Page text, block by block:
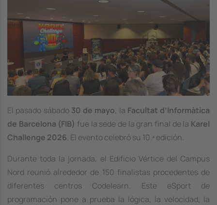
El pasado sábado 30 de mayo, la Facultat d’Informàtica
de Barcelona (FIB) fue la sede de la gran final de la Karel
Challenge 2026. El evento celebró su 10.ª edición.
Durante toda la jornada, el Edificio Vértice del Campus
Nord reunió alrededor de 150 finalistas procedentes de
diferentes centros Codelearn. Este eSport de
programación pone a prueba la lógica, la velocidad, la